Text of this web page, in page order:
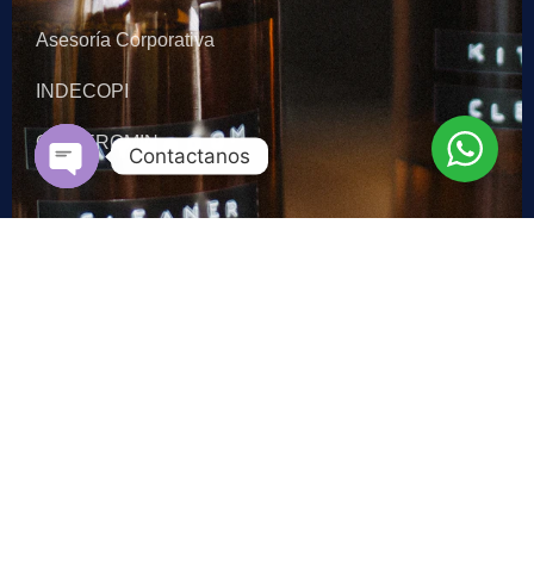
Asesoría Corporativa
INDECOPI
OSINERGMIN
Contactanos
Open chaty